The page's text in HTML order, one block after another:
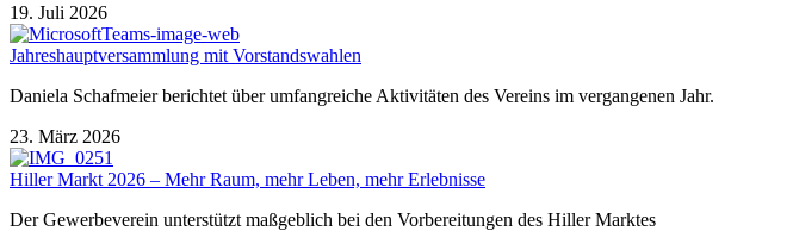
19. Juli 2026
Jahreshauptversammlung mit Vorstandswahlen
Daniela Schafmeier berichtet über umfangreiche Aktivitäten des Vereins im vergangenen Jahr.
23. März 2026
Hiller Markt 2026 – Mehr Raum, mehr Leben, mehr Erlebnisse
Der Gewerbeverein unterstützt maßgeblich bei den Vorbereitungen des Hiller Marktes